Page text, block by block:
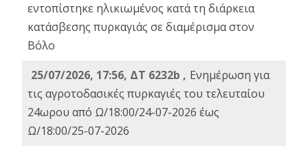
εντοπίστηκε ηλικιωμένος κατά τη διάρκεια
κατάσβεσης πυρκαγιάς σε διαμέρισμα στον
Βόλο
25/07/2026, 17:56, ΔΤ 6232b , Ενημέρωση για
τις αγροτοδασικές πυρκαγιές του τελευταίου
24ωρου από Ω/18:00/24-07-2026 έως
Ω/18:00/25-07-2026